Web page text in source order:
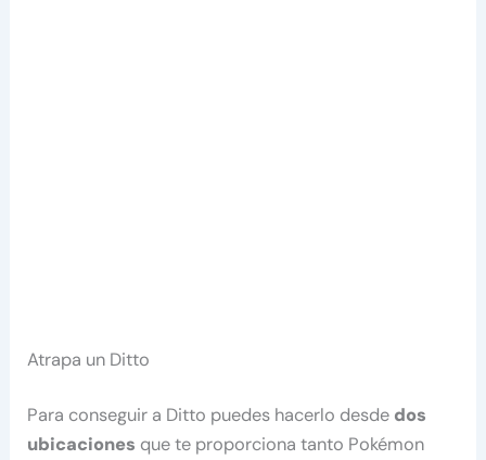
Atrapa un Ditto
Para conseguir a Ditto puedes hacerlo desde dos
ubicaciones que te proporciona tanto Pokémon